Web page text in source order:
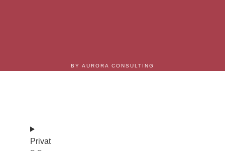
BY AURORA CONSULTING
Privat